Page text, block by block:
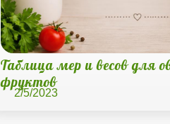
Таблица мер и весов для
фруктов
2/5/2023